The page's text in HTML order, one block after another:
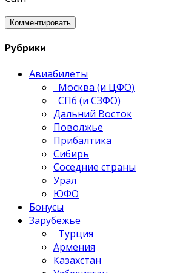
Рубрики
Авиабилеты
Москва (и ЦФО)
СПб (и СЗФО)
Дальний Восток
Поволжье
Прибалтика
Сибирь
Соседние страны
Урал
ЮФО
Бонусы
Зарубежье
Турция
Армения
Казахстан